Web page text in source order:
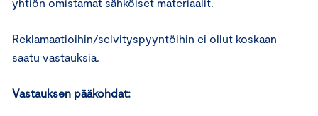
Reklamaatioihin/selvityspyyntöihin ei ollut koskaan
saatu vastauksia.
Vastauksen pääkohdat: